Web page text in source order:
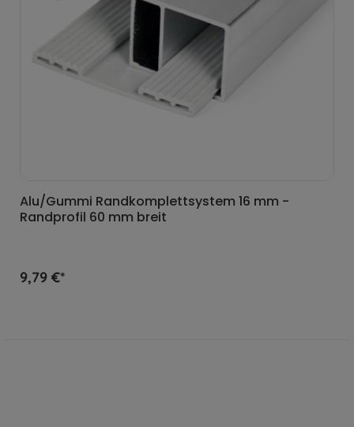
Alu/Gummi Randkomplettsystem 16 mm -
Randprofil 60 mm breit
9,79 €*